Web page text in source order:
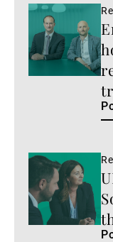
Podcast
hören
Podcast
hören